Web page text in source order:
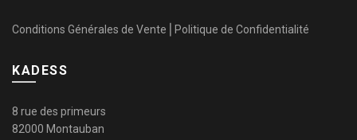
Conditions Générales de Vente Politique de Confidentialité
KADESS
8 rue des primeurs
82000 Montauban